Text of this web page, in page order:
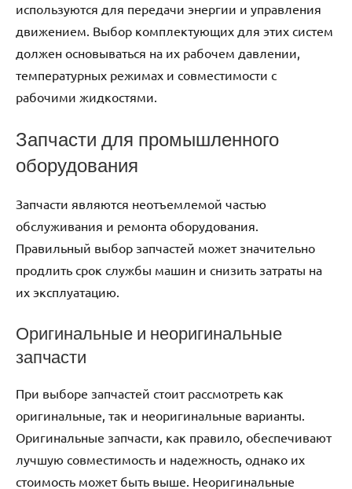
используются для передачи энергии и управления
движением. Выбор комплектующих для этих систем
должен основываться на их рабочем давлении,
температурных режимах и совместимости с
рабочими жидкостями.
Запчасти для промышленного
оборудования
Запчасти являются неотъемлемой частью
обслуживания и ремонта оборудования.
Правильный выбор запчастей может значительно
продлить срок службы машин и снизить затраты на
их эксплуатацию.
Оригинальные и неоригинальные
запчасти
При выборе запчастей стоит рассмотреть как
оригинальные, так и неоригинальные варианты.
Оригинальные запчасти, как правило, обеспечивают
лучшую совместимость и надежность, однако их
стоимость может быть выше. Неоригинальные